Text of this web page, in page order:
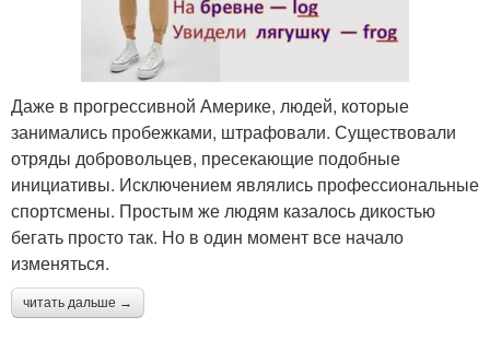
Даже в прогрессивной Америке, людей, которые
занимались пробежками, штрафовали. Существовали
отряды добровольцев, пресекающие подобные
инициативы. Исключением являлись профессиональные
спортсмены. Простым же людям казалось дикостью
бегать просто так. Но в один момент все начало
изменяться.
читать дальше →